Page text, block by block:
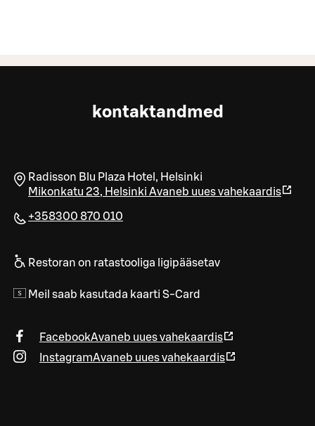
kontaktandmed
Radisson Blu Plaza Hotel, Helsinki
Mikonkatu 23, Helsinki Avaneb uues vahekaardis
+358300 870 010
Restoran on ratastooliga ligipääsetav
Meil saab kasutada kaarti S-Card
FacebookAvaneb uues vahekaardis
InstagramAvaneb uues vahekaardis